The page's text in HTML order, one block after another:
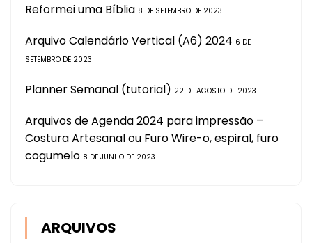
Reformei uma Bíblia 8 DE SETEMBRO DE 2023
Arquivo Calendário Vertical (A6) 2024 6 DE
SETEMBRO DE 2023
Planner Semanal (tutorial) 22 DE AGOSTO DE 2023
Arquivos de Agenda 2024 para impressão –
Costura Artesanal ou Furo Wire-o, espiral, furo
cogumelo 8 DE JUNHO DE 2023
ARQUIVOS